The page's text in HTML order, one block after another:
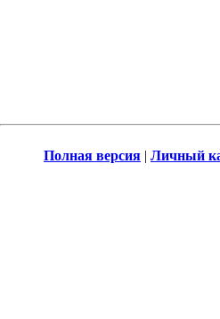
Полная версия | Личный